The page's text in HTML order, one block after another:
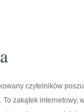
czytelników
To zakątek